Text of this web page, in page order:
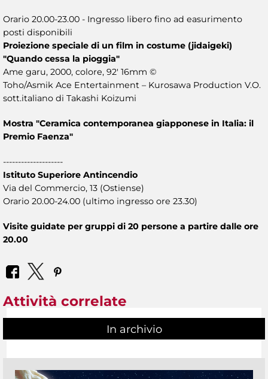
Orario 20.00-23.00 - Ingresso libero fino ad easurimento
posti disponibili
Proiezione speciale di un film in costume (jidaigeki)
"Quando cessa la pioggia"
Ame garu, 2000, colore, 92' 16mm ©
Toho/Asmik Ace Entertainment – Kurosawa Production V.O.
sott.italiano di Takashi Koizumi
Mostra "Ceramica contemporanea giapponese in Italia: il
Premio Faenza"
--------------------
Istituto Superiore Antincendio
Via del Commercio, 13 (Ostiense)
Orario 20.00-24.00 (ultimo ingresso ore 23.30)
Visite guidate per gruppi di 20 persone a partire dalle ore
20.00
Attività correlate
In archivio